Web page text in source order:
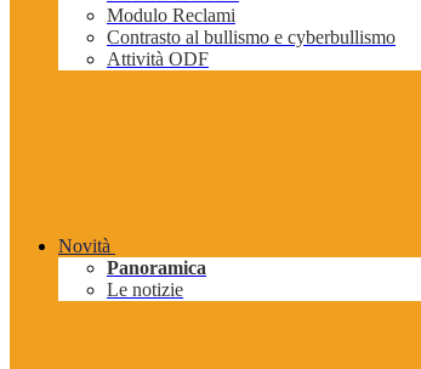
Modulo Reclami
Contrasto al bullismo e cyberbullismo
Attività ODF
Novità
Panoramica
Le notizie